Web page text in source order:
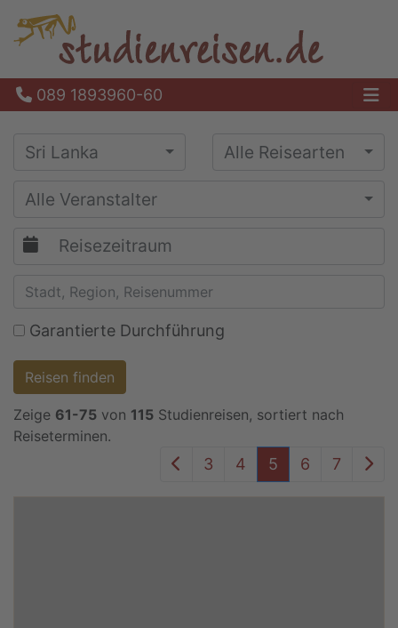
089 1893960-60
Sri Lanka
Alle Reisearten
Alle Veranstalter
Garantierte Durchführung
Reisen finden
Zeige 61-75 von 115 Studienreisen, sortiert nach
Reiseterminen.
Vorheriger Seite
3 4 5 6 7